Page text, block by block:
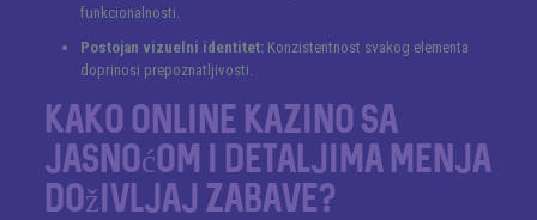
funkcionalnosti.
Postojan vizuelni identitet:Konzistentnost svakog elementa
doprinosi prepoznatljivosti.
Kako online kazino sa
jasnoćom i detaljima menja
doživljaj zabave?